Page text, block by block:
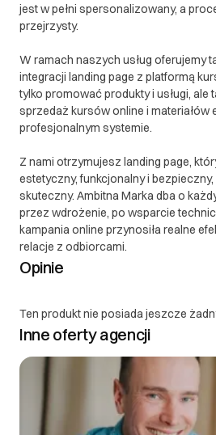
jest w pełni spersonalizowany, a
przejrzysty.
W ramach naszych usług oferujemy
integracji landing page z platformą
tylko promować produkty i usługi, ale
sprzedaż kursów online i materiałów
profesjonalnym systemie.
Z nami otrzymujesz landing page,
estetyczny, funkcjonalny i
skuteczny. Ambitna Marka dba o
przez wdrożenie, po wsparcie
kampania online przynosiła realne
relacje z odbiorcami.
Opinie
Ten produkt nie posiada jeszcze
Inne oferty agencji